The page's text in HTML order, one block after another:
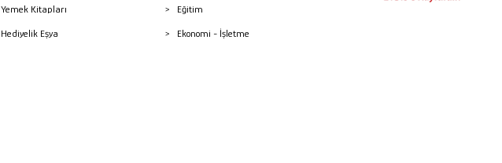
Yemek Kitapları
Hediyelik Eşya
Eğitim
Ekonomi - İşletme